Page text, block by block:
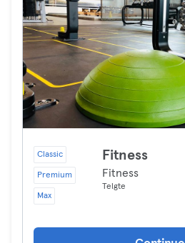
Classic
Premium
Max
Fitness
Fitness
Telgte